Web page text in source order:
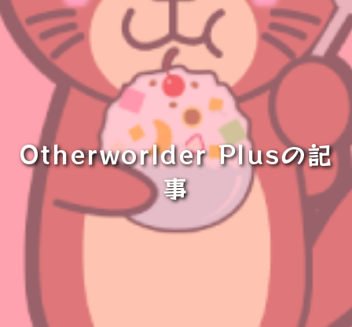
Otherworlder Plusの記
事